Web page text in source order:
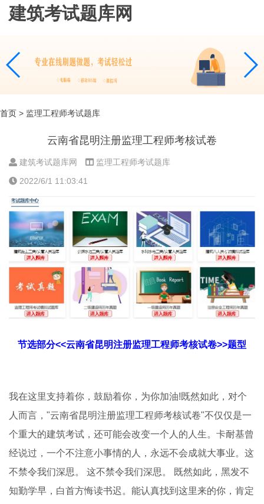
建筑考试题库网
首页 > 监理工程师考试题库
云南省昆明注册监理工程师考核试卷
建筑考试题库网
监理工程师考试题库
2022/6/1 11:03:41
节选部分<<云南省昆明注册监理工程师考核试卷>>题型
我在这里支持着你，鼓励着你，为你加油!既然如此，对个
人而言，"云南省昆明注册监理工程师考核试卷"不仅仅是一
个重大的建筑考试，还可能会改变一个人的人生。卡耐基曾
经说过，一个不注意小事情的人，永远不会成就大事业。这
不禁令我们深思。 这不禁令我们深思。 既然如此，黑发不
知勤学早，白首方悔读书迟。能认真找到这里来的你，肯定